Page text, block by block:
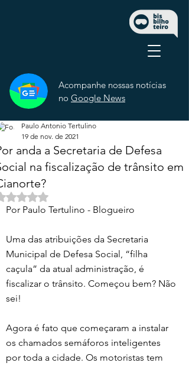
Acompanhe nossas notícias
no Google News
anda a Secretaria de Defesa
na fiscalização de trânsito em
Paulo Antonio Tertulino
19 de nov. de 2021
Avaliado com NaN de 5 estrelas.
Por Paulo Tertulino - Blogueiro
Uma das atribuições da Secretaria
Municipal de Defesa Social, “filha
caçula” da atual administração, é
fiscalizar o trânsito. Começou bem? Não
sei!
Agora é fato que começaram a instalar
os chamados semáforos inteligentes
por toda a cidade. Os motoristas tem